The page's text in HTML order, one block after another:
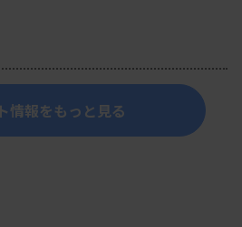
情報をもっと見る